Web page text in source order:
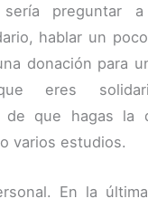
sería preguntar
hablar un
donación para
eres
de que hagas la
varios estudios.
En la